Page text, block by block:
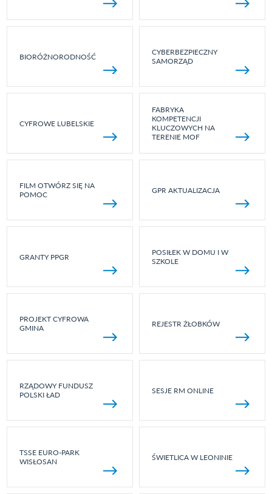
BIORÓŻNORODNOŚĆ
CYBERBEZPIECZNY
SAMORZĄD
CYFROWE LUBELSKIE
FABRYKA
KOMPETENCJI
KLUCZOWYCH NA
TERENIE MOF
FILM OTWÓRZ SIĘ NA
POMOC
GPR AKTUALIZACJA
GRANTY PPGR
POSIŁEK W DOMU I W
SZKOLE
PROJEKT CYFROWA
GMINA
REJESTR ŻŁOBKÓW
RZĄDOWY FUNDUSZ
POLSKI ŁAD
SESJE RM ONLINE
TSSE EURO-PARK
WISŁOSAN
ŚWIETLICA W LEONINIE